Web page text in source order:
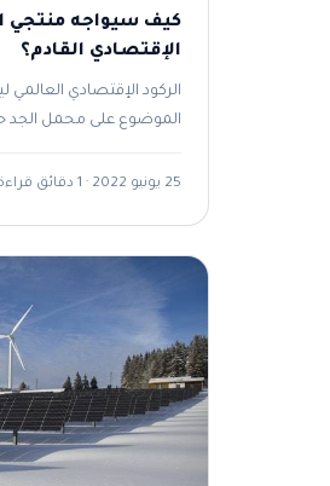
كيف سيواجه منتجي
الإقتصادي القادم؟
الركود الإقتصادي
الموضوع على محمل الجد
25 يونيو 2022 · 1 دقائق قراءة